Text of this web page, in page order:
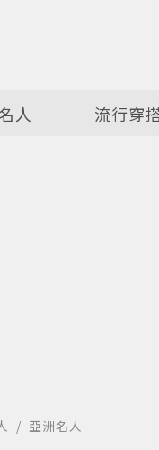
人 流行穿
亞洲名人